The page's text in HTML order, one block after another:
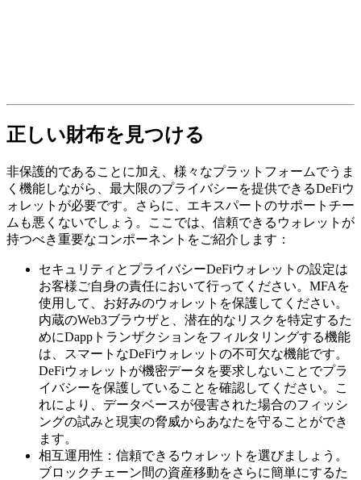
正しい財布を見つける
非保護的であることに加え、様々なプラットフォームでうま
く機能しながら、最大限のプライバシーを提供できるDeFiウ
ォレットが必要です。さらに、エキスパートのサポートチー
ムも悪くないでしょう。ここでは、信頼できるウォレットが
持つべき重要なコンポーネントをご紹介します：
セキュリティとプライバシーDeFiウォレットの設定は
お客様ご自身の責任において行ってください。MFAを
使用して、お好みのウォレットを保護してください。
内蔵のWeb3ブラウザと、潜在的なリスクを特定するた
めにDappトランザクションをフィルタリングする機能
は、スマートなDeFiウォレットの不可欠な機能です。
DeFiウォレットが機密データを要求しないことでプラ
イバシーを保護していることを確認してください。こ
れにより、データベースが侵害された場合のフィッシ
ングの試みと現実の脅威からあなたを守ることができ
ます。
相互運用性：信頼できるウォレットを選びましょう。
ブロックチェーン間の資産移動をさらに簡単にするた